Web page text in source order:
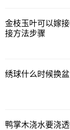
金枝玉叶可以嫁
接方法步骤
绣球什么时候换
鸭掌木浇水要浇